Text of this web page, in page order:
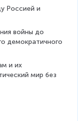
Россией и
войны до
демократичного
и их
мир без